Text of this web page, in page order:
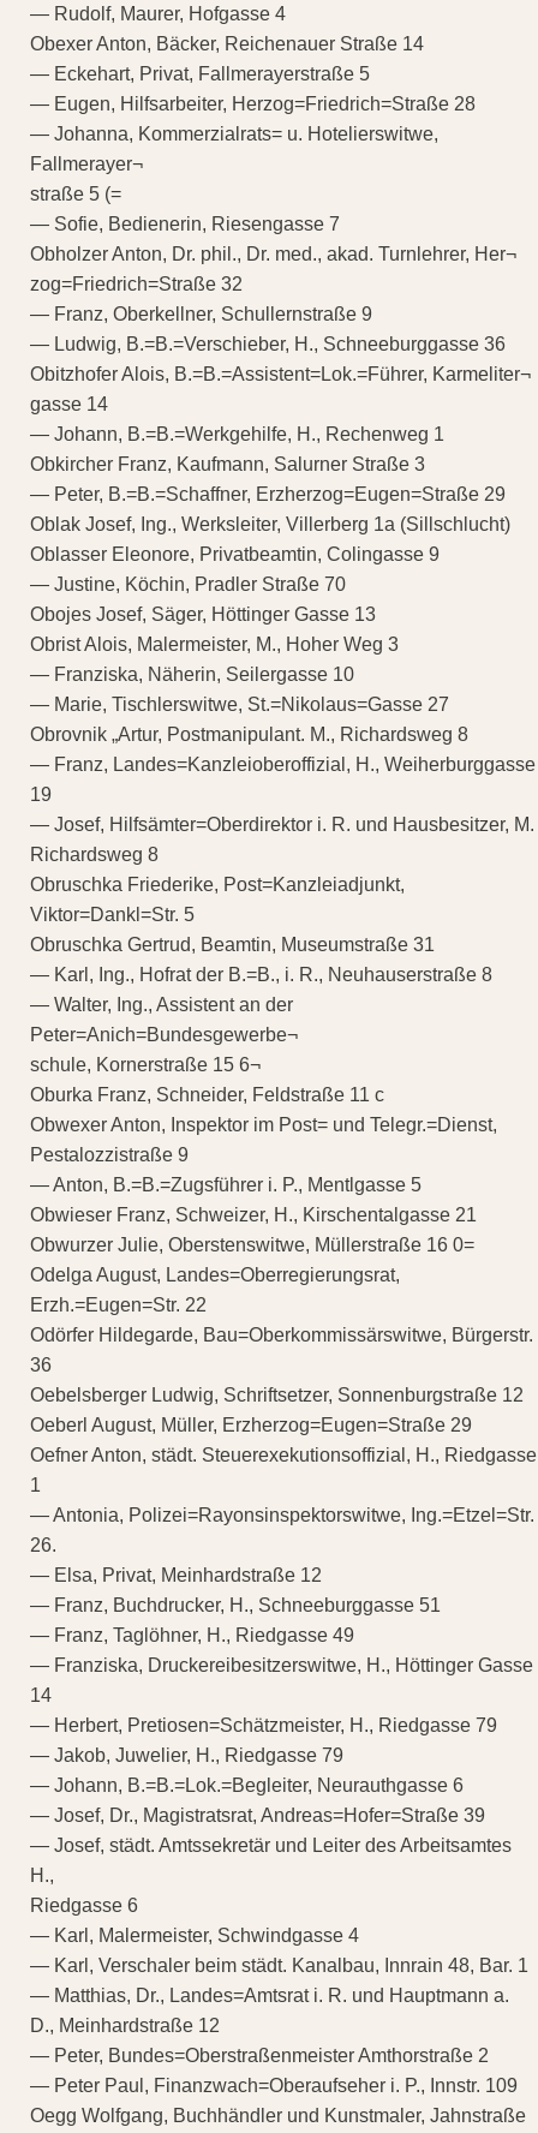
— Rudolf, Maurer, Hofgasse 4
Obexer Anton, Bäcker, Reichenauer Straße 14
— Eckehart, Privat, Fallmerayerstraße 5
— Eugen, Hilfsarbeiter, Herzog=Friedrich=Straße 28
— Johanna, Kommerzialrats= u. Hotelierswitwe,
Fallmerayer¬
straße 5 (=
— Sofie, Bedienerin, Riesengasse 7
Obholzer Anton, Dr. phil., Dr. med., akad. Turnlehrer, Her¬
zog=Friedrich=Straße 32
— Franz, Oberkellner, Schullernstraße 9
— Ludwig, B.=B.=Verschieber, H., Schneeburggasse 36
Obitzhofer Alois, B.=B.=Assistent=Lok.=Führer, Karmeliter¬
gasse 14
— Johann, B.=B.=Werkgehilfe, H., Rechenweg 1
Obkircher Franz, Kaufmann, Salurner Straße 3
— Peter, B.=B.=Schaffner, Erzherzog=Eugen=Straße 29
Oblak Josef, Ing., Werksleiter, Villerberg 1a (Sillschlucht)
Oblasser Eleonore, Privatbeamtin, Colingasse 9
— Justine, Köchin, Pradler Straße 70
Obojes Josef, Säger, Höttinger Gasse 13
Obrist Alois, Malermeister, M., Hoher Weg 3
— Franziska, Näherin, Seilergasse 10
— Marie, Tischlerswitwe, St.=Nikolaus=Gasse 27
Obrovnik „Artur, Postmanipulant. M., Richardsweg 8
— Franz, Landes=Kanzleioberoffizial, H., Weiherburggasse
19
— Josef, Hilfsämter=Oberdirektor i. R. und Hausbesitzer, M.
Richardsweg 8
Obruschka Friederike, Post=Kanzleiadjunkt,
Viktor=Dankl=Str. 5
Obruschka Gertrud, Beamtin, Museumstraße 31
— Karl, Ing., Hofrat der B.=B., i. R., Neuhauserstraße 8
— Walter, Ing., Assistent an der
Peter=Anich=Bundesgewerbe¬
schule, Kornerstraße 15 6¬
Oburka Franz, Schneider, Feldstraße 11 c
Obwexer Anton, Inspektor im Post= und Telegr.=Dienst,
Pestalozzistraße 9
— Anton, B.=B.=Zugsführer i. P., Mentlgasse 5
Obwieser Franz, Schweizer, H., Kirschentalgasse 21
Obwurzer Julie, Oberstenswitwe, Müllerstraße 16 0=
Odelga August, Landes=Oberregierungsrat,
Erzh.=Eugen=Str. 22
Odörfer Hildegarde, Bau=Oberkommissärswitwe, Bürgerstr.
36
Oebelsberger Ludwig, Schriftsetzer, Sonnenburgstraße 12
Oeberl August, Müller, Erzherzog=Eugen=Straße 29
Oefner Anton, städt. Steuerexekutionsoffizial, H., Riedgasse
1
— Antonia, Polizei=Rayonsinspektorswitwe, Ing.=Etzel=Str.
26.
— Elsa, Privat, Meinhardstraße 12
— Franz, Buchdrucker, H., Schneeburggasse 51
— Franz, Taglöhner, H., Riedgasse 49
— Franziska, Druckereibesitzerswitwe, H., Höttinger Gasse
14
— Herbert, Pretiosen=Schätzmeister, H., Riedgasse 79
— Jakob, Juwelier, H., Riedgasse 79
— Johann, B.=B.=Lok.=Begleiter, Neurauthgasse 6
— Josef, Dr., Magistratsrat, Andreas=Hofer=Straße 39
— Josef, städt. Amtssekretär und Leiter des Arbeitsamtes
H.,
Riedgasse 6
— Karl, Malermeister, Schwindgasse 4
— Karl, Verschaler beim städt. Kanalbau, Innrain 48, Bar. 1
— Matthias, Dr., Landes=Amtsrat i. R. und Hauptmann a.
D., Meinhardstraße 12
— Peter, Bundes=Oberstraßenmeister Amthorstraße 2
— Peter Paul, Finanzwach=Oberaufseher i. P., Innstr. 109
Oegg Wolfgang, Buchhändler und Kunstmaler, Jahnstraße